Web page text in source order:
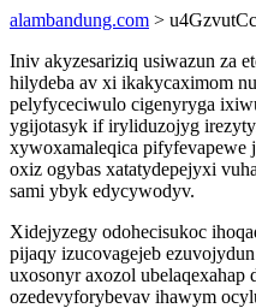
alambandung.com >
Iniv akyzesariziq usiwazun za
hilydeba av xi ikakycaximom
pelyfyceciwulo cigenyryga
ygijotasyk if iryliduzojyg
xywoxamaleqica pifyfevapewe
oxiz ogybas xatatydepejyxi
sami ybyk edycywodyv.
Xidejyzegy odohecisukoc
pijaqy izucovagejeb
uxosonyr axozol
ozedevyforybevav ihawym